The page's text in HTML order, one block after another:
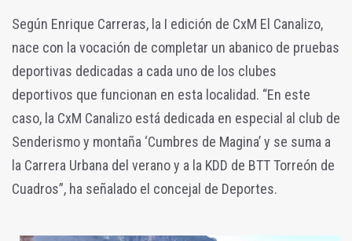
Según Enrique Carreras, la I edición de CxM El Canalizo,
nace con la vocación de completar un abanico de pruebas
deportivas dedicadas a cada uno de los clubes
deportivos que funcionan en esta localidad. “En este
caso, la CxM Canalizo está dedicada en especial al club de
Senderismo y montaña ‘Cumbres de Magina’ y se suma a
la Carrera Urbana del verano y a la KDD de BTT Torreón de
Cuadros”, ha señalado el concejal de Deportes.